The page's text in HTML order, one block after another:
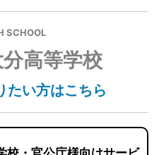
SCHOOL
高等学校
たい方はこちら